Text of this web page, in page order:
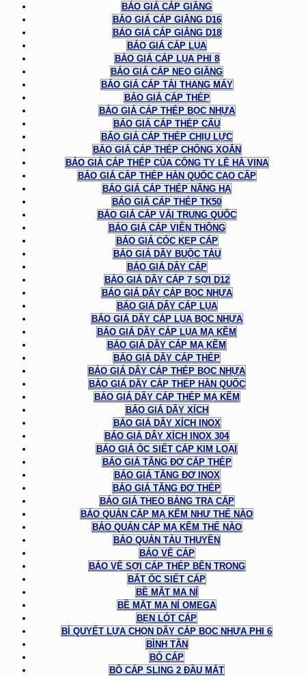
BÁO GIÁ CÁP GIẰNG
BÁO GIÁ CÁP GIẰNG D16
BÁO GIÁ CÁP GIẰNG D18
BÁO GIÁ CÁP LỤA
BÁO GIÁ CÁP LỤA PHI 8
BÁO GIÁ CÁP NEO GIẰNG
BÁO GIÁ CÁP TẢI THANG MÁY
BÁO GIÁ CÁP THÉP
BÁO GIÁ CÁP THÉP BỌC NHỰA
BÁO GIÁ CÁP THÉP CẨU
BÁO GIÁ CÁP THÉP CHỊU LỰC
BÁO GIÁ CÁP THÉP CHỐNG XOẮN
BÁO GIÁ CÁP THÉP CỦA CÔNG TY LÊ HÀ VINA
BÁO GIÁ CÁP THÉP HÀN QUỐC CAO CẤP
BÁO GIÁ CÁP THÉP NÂNG HẠ
BÁO GIÁ CÁP THÉP TK50
BÁO GIÁ CÁP VẢI TRUNG QUỐC
BÁO GIÁ CÁP VIỄN THÔNG
BÁO GIÁ CÓC KẸP CÁP
BÁO GIÁ DÂY BUỘC TÀU
BÁO GIÁ DÂY CÁP
BÁO GIÁ DÂY CÁP 7 SỢI D12
BÁO GIÁ DÂY CÁP BỌC NHỰA
BÁO GIÁ DÂY CÁP LỤA
BÁO GIÁ DÂY CÁP LỤA BỌC NHỰA
BÁO GIÁ DÂY CÁP LỤA MẠ KẼM
BÁO GIÁ DÂY CÁP MẠ KẼM
BÁO GIÁ DÂY CÁP THÉP
BÁO GIÁ DÂY CÁP THÉP BỌC NHỰA
BÁO GIÁ DÂY CÁP THÉP HÀN QUỐC
BÁO GIÁ DÂY CÁP THÉP MẠ KẼM
BÁO GIÁ DÂY XÍCH
BÁO GIÁ DÂY XÍCH INOX
BÁO GIÁ DÂY XÍCH INOX 304
BÁO GIÁ ỐC SIẾT CÁP KIM LOẠI
BÁO GIÁ TĂNG ĐƠ CÁP THÉP
BÁO GIÁ TĂNG ĐƠ INOX
BÁO GIÁ TĂNG ĐƠ THÉP
BÁO GIÁ THEO BẢNG TRA CÁP
BẢO QUẢN CÁP MẠ KẼM NHƯ THẾ NÀO
BẢO QUẢN CÁP MẠ KẼM THẾ NÀO
BẢO QUẢN TÀU THUYỀN
BẢO VỆ CÁP
BẢO VỆ SỢI CÁP THÉP BÊN TRONG
BẮT ỐC SIẾT CÁP
BỀ MẶT MA NÍ
BỀ MẶT MA NÍ OMEGA
BẸN LÓT CÁP
BÍ QUYẾT LỰA CHỌN DÂY CÁP BỌC NHỰA PHI 6
BÌNH TÂN
BÓ CÁP
BỘ CÁP SLING 2 ĐẦU MẮT